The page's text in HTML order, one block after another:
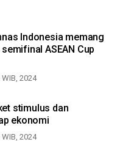
Indonesia memang
ASEAN Cup
2024
stimulus dan
ekonomi
2024